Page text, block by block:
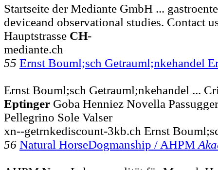
Startseite der Mediante GmbH ...
deviceand observational studies. Contact
Hauptstrasse CH-
mediante.ch
55 Ernst Bouml;sch Getrauml;nkehandel
Ernst Bouml;sch Getrauml;nkehandel ...
Eptinger Goba Henniez Novella
Pellegrino Sole Valser
xn--getrnkediscount-3kb.ch Ernst
56 Natural HorseDogmanship / AHPM